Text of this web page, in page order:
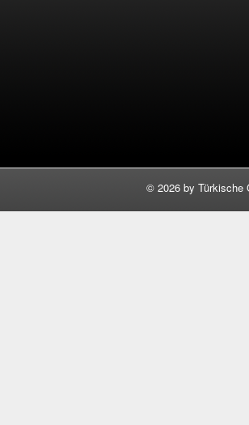
© 2026 by Türkische